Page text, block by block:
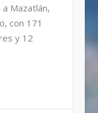
Mazatlán,
con 171
y 12